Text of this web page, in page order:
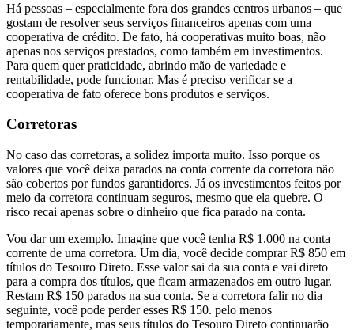
Há pessoas – especialmente fora dos grandes centros urbanos – que
gostam de resolver seus serviços financeiros apenas com uma
cooperativa de crédito. De fato, há cooperativas muito boas, não
apenas nos serviços prestados, como também em investimentos.
Para quem quer praticidade, abrindo mão de variedade e
rentabilidade, pode funcionar. Mas é preciso verificar se a
cooperativa de fato oferece bons produtos e serviços.
Corretoras
No caso das corretoras, a solidez importa muito. Isso porque os
valores que você deixa parados na conta corrente da corretora não
são cobertos por fundos garantidores. Já os investimentos feitos por
meio da corretora continuam seguros, mesmo que ela quebre. O
risco recai apenas sobre o dinheiro que fica parado na conta.
Vou dar um exemplo. Imagine que você tenha R$ 1.000 na conta
corrente de uma corretora. Um dia, você decide comprar R$ 850 em
títulos do Tesouro Direto. Esse valor sai da sua conta e vai direto
para a compra dos títulos, que ficam armazenados em outro lugar.
Restam R$ 150 parados na sua conta. Se a corretora falir no dia
seguinte, você pode perder esses R$ 150. pelo menos
temporariamente, mas seus títulos do Tesouro Direto continuarão